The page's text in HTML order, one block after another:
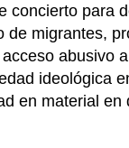
concierto para
de migrantes,
abusivo
ideológica
en material en